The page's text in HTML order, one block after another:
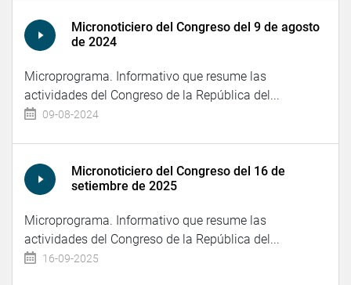
Micronoticiero del Congreso del 9 de agosto
de 2024
Microprograma. Informativo que resume las
actividades del Congreso de la República del...
09-08-2024
Micronoticiero del Congreso del 16 de
setiembre de 2025
Microprograma. Informativo que resume las
actividades del Congreso de la República del...
16-09-2025